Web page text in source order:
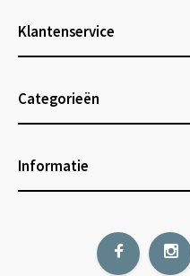
Klantenservice
Categorieën
Informatie